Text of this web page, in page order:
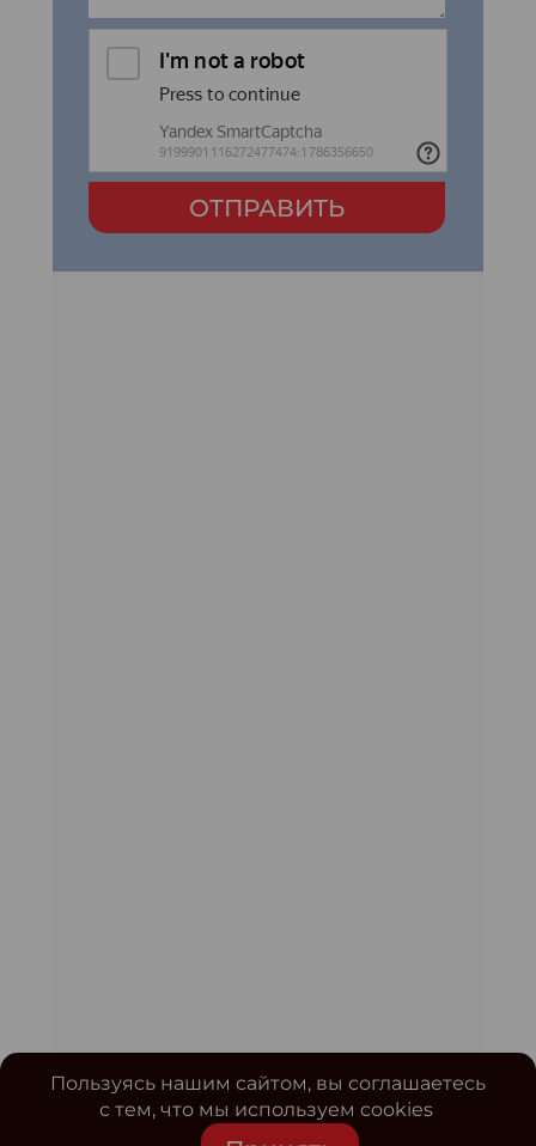
ОТПРАВИТЬ
Пользуясь нашим сайтом, вы соглашаетесь
с тем, что мы используем cookies